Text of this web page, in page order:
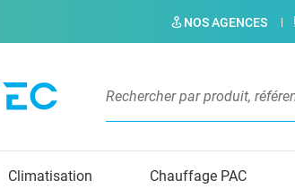
NOS AGENCES
Climatisation Chauffage PAC